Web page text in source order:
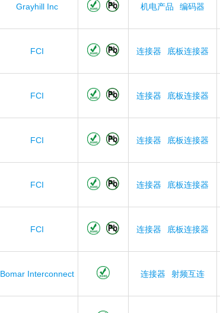
Grayhill Inc 机电产品 编码器
FCI 连接器 底板连接器
FCI 连接器 底板连接器
FCI 连接器 底板连接器
FCI 连接器 底板连接器
FCI 连接器 底板连接器
Bomar Interconnect 连接器 射频互连